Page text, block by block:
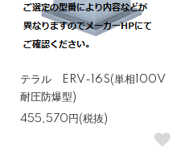
テラル ERV-16S(単相100V
耐圧防爆型)
455,570円(税抜)